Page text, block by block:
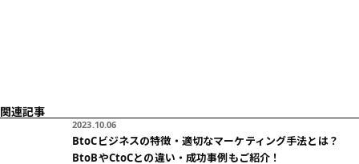
関連記事
2023.10.06
BtoCビジネスの特徴・適切なマーケティング手法とは？
BtoBやCtoCとの違い・成功事例もご紹介！